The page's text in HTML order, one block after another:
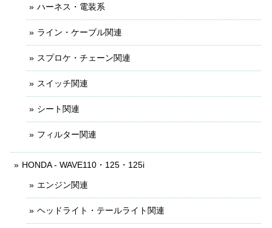
ハーネス・電装系
ライン・ケーブル関連
スプロケ・チェーン関連
スイッチ関連
シート関連
フィルター関連
HONDA - WAVE110・125・125i
エンジン関連
ヘッドライト・テールライト関連